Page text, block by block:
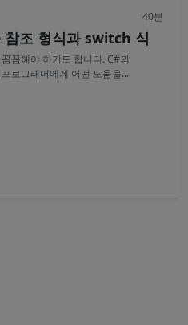
40분
조 형식과 switch 식
꼼해야 하기도 합니다. C#의
로그래머에게 어떤 도움을...